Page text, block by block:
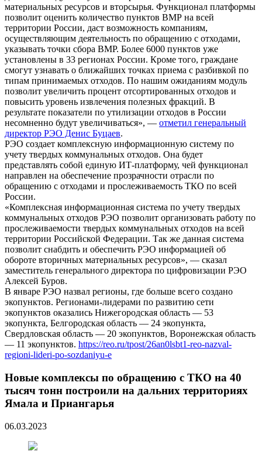
материальных ресурсов и вторсырья. Функционал платформы
позволит оценить количество пунктов ВМР на всей
территории России, даст возможность компаниям,
осуществляющим деятельность по обращению с отходами,
указывать точки сбора ВМР. Более 6000 пунктов уже
установлены в 33 регионах России. Кроме того, граждане
смогут узнавать о ближайших точках приема с разбивкой по
типам принимаемых отходов. По нашим ожиданиям модуль
позволит увеличить процент отсортированных отходов и
повысить уровень извлечения полезных фракций. В
результате показатели по утилизации отходов в России
несомненно будут увеличиваться», — отметил генеральный
директор РЭО Денис Буцаев.
РЭО создает комплексную информационную систему по
учету твердых коммунальных отходов. Она будет
представлять собой единую ИТ-платформу, чей функционал
направлен на обеспечение прозрачности отрасли по
обращению с отходами и прослеживаемость ТКО по всей
России.
«Комплексная информационная система по учету твердых
коммунальных отходов РЭО позволит организовать работу по
прослеживаемости твердых коммунальных отходов на всей
территории Российской Федерации. Так же данная система
позволит снабдить и обеспечить РЭО информацией об
обороте вторичных материальных ресурсов», — сказал
заместитель генерального директора по цифровизации РЭО
Алексей Буров.
В январе РЭО назвал регионы, где больше всего создано
экопунктов. Регионами-лидерами по развитию сети
экопунктов оказались Нижегородская область — 53
экопункта, Белгородская область — 24 экопункта,
Свердловская область — 20 экопунктов, Воронежская область
— 11 экопунктов. https://reo.ru/tpost/26an0lsbt1-reo-nazval-
regioni-lideri-po-sozdaniyu-e
Новые комплексы по обращению с ТКО на 40
тысяч тонн построили на дальних территориях
Ямала и Приангарья
06.03.2023